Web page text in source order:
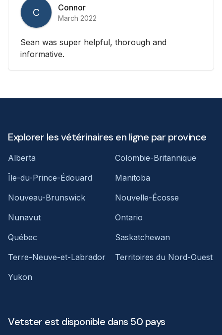
C Connor
March 2022
Sean was super helpful, thorough and
informative.
Explorer les vétérinaires en ligne par province
Alberta
Colombie-Britannique
Île-du-Prince-Édouard
Manitoba
Nouveau-Brunswick
Nouvelle-Écosse
Nunavut
Ontario
Québec
Saskatchewan
Terre-Neuve-et-Labrador
Territoires du Nord-Ouest
Yukon
Vetster est disponible dans 50 pays